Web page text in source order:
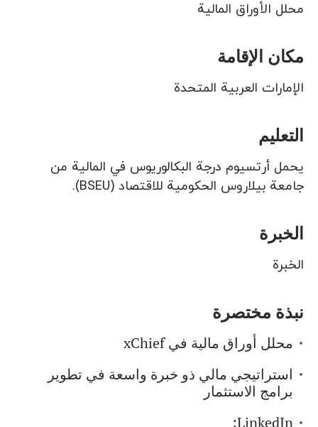
محلل الأوراق المالية
مكان الإقامة
الإمارات العربية المتحدة
التعليم
يحمل أرتسيوم درجة البكالوريوس في المالية من
جامعة بيلاروس الحكومية للاقتصاد (BSEU).
الخبرة
الخبرة
نبذة مختصرة
محلل أوراق مالية في xChief
استراتيجي مالي ذو خبرة واسعة في تطوير
برامج الاستثمار
LinkedIn: